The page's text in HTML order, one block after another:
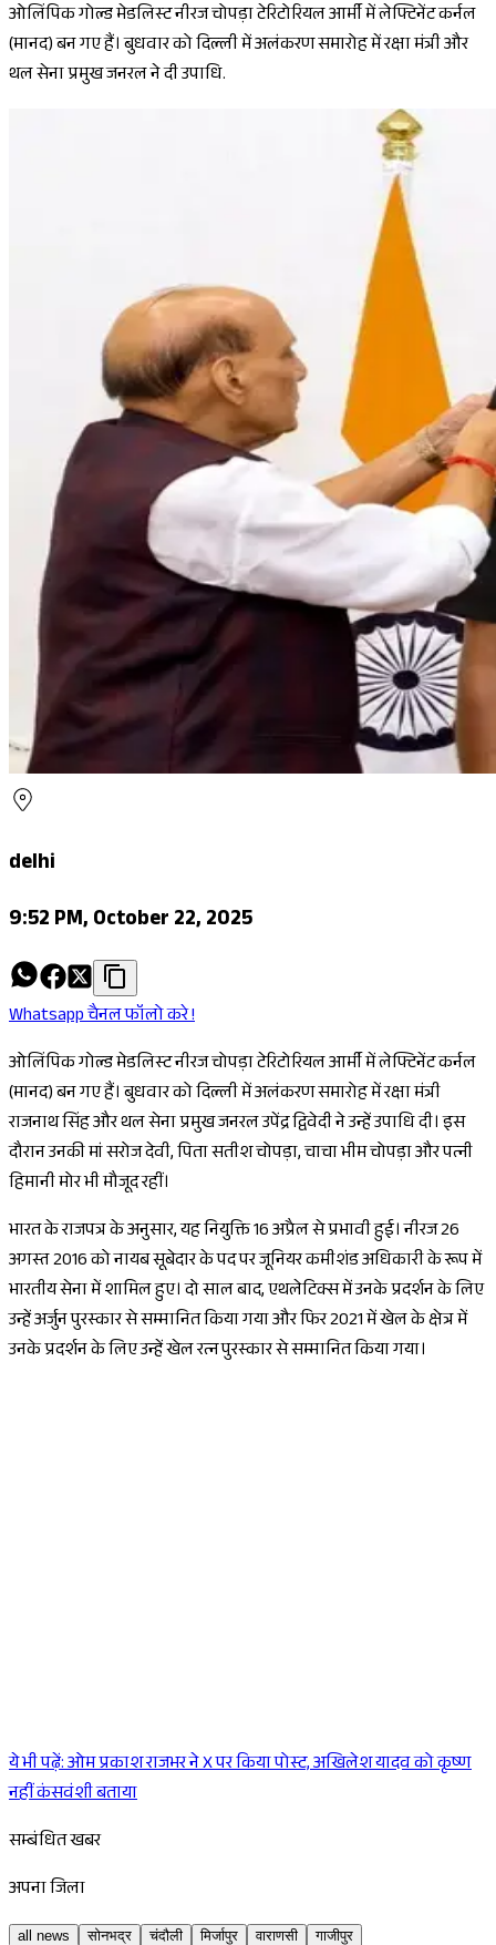
ओलिंपिक गोल्ड मेडलिस्ट नीरज चोपड़ा टेरिटोरियल आर्मी में लेफ्टिनेंट कर्नल
(मानद) बन गए हैं। बुधवार को दिल्ली में अलंकरण समारोह में रक्षा मंत्री और
थल सेना प्रमुख जनरल ने दी उपाधि.
delhi
9:52 PM, October 22, 2025
Whatsapp चैनल फॉलो करे !
ओलिंपिक गोल्ड मेडलिस्ट नीरज चोपड़ा टेरिटोरियल आर्मी में लेफ्टिनेंट कर्नल
(मानद) बन गए हैं। बुधवार को दिल्ली में अलंकरण समारोह में रक्षा मंत्री
राजनाथ सिंह और थल सेना प्रमुख जनरल उपेंद्र द्विवेदी ने उन्हें उपाधि दी। इस
दौरान उनकी मां सरोज देवी, पिता सतीश चोपड़ा, चाचा भीम चोपड़ा और पत्नी
हिमानी मोर भी मौजूद रहीं।
भारत के राजपत्र के अनुसार, यह नियुक्ति 16 अप्रैल से प्रभावी हुई। नीरज 26
अगस्त 2016 को नायब सूबेदार के पद पर जूनियर कमीशंड अधिकारी के रूप में
भारतीय सेना में शामिल हुए। दो साल बाद, एथलेटिक्स में उनके प्रदर्शन के लिए
उन्हें अर्जुन पुरस्कार से सम्मानित किया गया और फिर 2021 में खेल के क्षेत्र में
उनके प्रदर्शन के लिए उन्हें खेल रत्न पुरस्कार से सम्मानित किया गया।
Sponsored
ये भी पढ़ें:ओम प्रकाश राजभर ने X पर किया पोस्ट, अखिलेश यादव को कृष्ण
नहीं कंसवंशी बताया
सम्बंधित खबर
अपना जिला
all news सोनभद्र चंदौली मिर्जापुर वाराणसी गाजीपुर